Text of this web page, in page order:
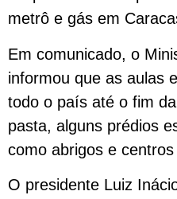
metrô e gás em
Em comunicado, o
informou que as aulas
todo o país até o fim
pasta, alguns prédios
como abrigos e
O presidente Luiz